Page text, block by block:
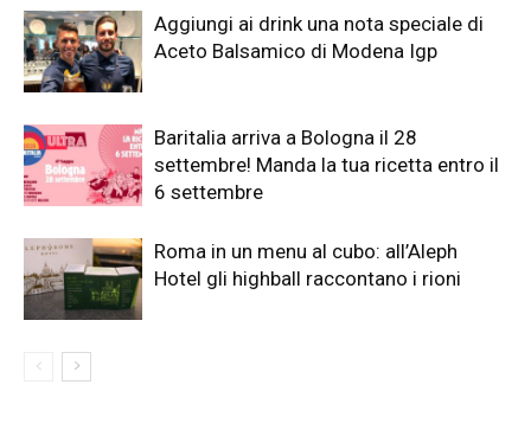
Aggiungi ai drink una nota speciale di
Aceto Balsamico di Modena Igp
Baritalia arriva a Bologna il 28
settembre! Manda la tua ricetta entro il
6 settembre
Roma in un menu al cubo: all’Aleph
Hotel gli highball raccontano i rioni